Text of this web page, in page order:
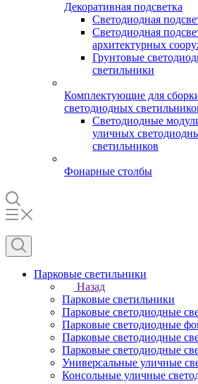
Декоративная подсветка
Светодиодная
Светодиодная
архитектурных
Грунтовые
светильники
Комплектующие для
светодиодных
Светодиодные
уличных
светильников
Фонарные столбы
Парковые светильники
Назад
Парковые светильники
Парковые светодиодные
Парковые светодиодные
Парковые светодиодные
Парковые светодиодные
Универсальные уличные
Консольные уличные